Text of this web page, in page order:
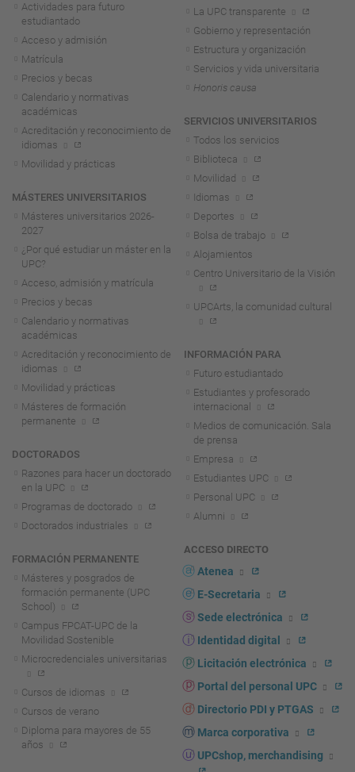
Actividades para futuro
estudiantado
Acceso y admisión
Matrícula
Precios y becas
Calendario y normativas
académicas
Acreditación y reconocimiento de
idiomas
Movilidad y prácticas
MÁSTERES UNIVERSITARIOS
Másteres universitarios 2026-
2027
¿Por qué estudiar un máster en la
UPC?
Acceso, admisión y matrícula
Precios y becas
Calendario y normativas
académicas
Acreditación y reconocimiento de
idiomas
Movilidad y prácticas
Másteres de formación
permanente
DOCTORADOS
Razones para hacer un doctorado
en la UPC
Programas de doctorado
Doctorados industriales
FORMACIÓN PERMANENTE
Másteres y posgrados de
formación permanente (UPC
School)
Campus FPCAT-UPC de la
Movilidad Sostenible
Microcredenciales universitarias
Cursos de idiomas
Cursos de verano
Diploma para mayores de 55
años
La UPC transparente
Gobierno y representación
Estructura y organización
Servicios y vida universitaria
Honoris causa
SERVICIOS UNIVERSITARIOS
Todos los servicios
Biblioteca
Movilidad
Idiomas
Deportes
Bolsa de trabajo
Alojamientos
Centro Universitario de la Visión
UPCArts, la comunidad cultural
INFORMACIÓN PARA
Futuro estudiantado
Estudiantes y profesorado
internacional
Medios de comunicación. Sala
de prensa
Empresa
Estudiantes UPC
Personal UPC
Alumni
ACCESO DIRECTO
Atenea
E-Secretaria
Sede electrónica
Identidad digital
Licitación electrónica
Portal del personal UPC
Directorio PDI y PTGAS
Marca corporativa
UPCshop, merchandising